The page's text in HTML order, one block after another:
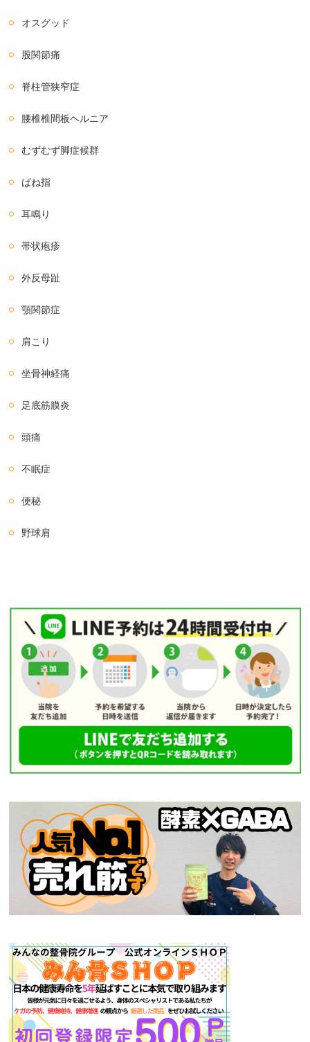
オスグッド
股関節痛
脊柱管狭窄症
腰椎椎間板ヘルニア
むずむず脚症候群
ばね指
耳鳴り
帯状疱疹
外反母趾
顎関節症
肩こり
坐骨神経痛
足底筋膜炎
頭痛
不眠症
便秘
野球肩